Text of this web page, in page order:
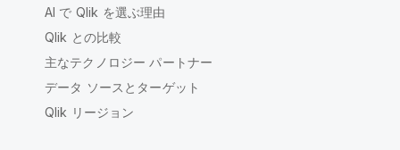
AI で Qlik を選ぶ理由
Qlik との比較
主なテクノロジー パートナー
データ ソースとターゲット
Qlik リージョン